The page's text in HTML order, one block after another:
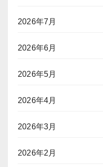
2026年7月
2026年6月
2026年5月
2026年4月
2026年3月
2026年2月